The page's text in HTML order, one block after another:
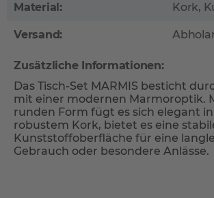
Material: Kork,
Versand:
Zusätzliche Informationen:
Das Tisch-Set MARMIS besticht
mit einer modernen Marmoroptik.
runden Form fügt es sich elegant
robustem Kork, bietet es eine
Kunststoffoberfläche für eine
Gebrauch oder besondere Anlässe.